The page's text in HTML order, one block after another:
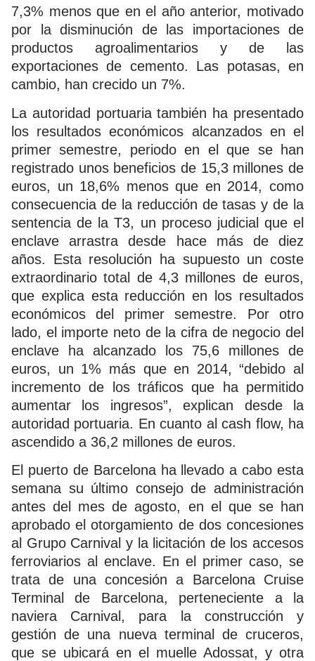
7,3% menos que en el año anterior, motivado
por la disminución de las importaciones de
productos agroalimentarios y de las
exportaciones de cemento. Las potasas, en
cambio, han crecido un 7%.
La autoridad portuaria también ha presentado
los resultados económicos alcanzados en el
primer semestre, periodo en el que se han
registrado unos beneficios de 15,3 millones de
euros, un 18,6% menos que en 2014, como
consecuencia de la reducción de tasas y de la
sentencia de la T3, un proceso judicial que el
enclave arrastra desde hace más de diez
años. Esta resolución ha supuesto un coste
extraordinario total de 4,3 millones de euros,
que explica esta reducción en los resultados
económicos del primer semestre. Por otro
lado, el importe neto de la cifra de negocio del
enclave ha alcanzado los 75,6 millones de
euros, un 1% más que en 2014, “debido al
incremento de los tráficos que ha permitido
aumentar los ingresos”, explican desde la
autoridad portuaria. En cuanto al cash flow, ha
ascendido a 36,2 millones de euros.
El puerto de Barcelona ha llevado a cabo esta
semana su último consejo de administración
antes del mes de agosto, en el que se han
aprobado el otorgamiento de dos concesiones
al Grupo Carnival y la licitación de los accesos
ferroviarios al enclave. En el primer caso, se
trata de una concesión a Barcelona Cruise
Terminal de Barcelona, perteneciente a la
naviera Carnival, para la construcción y
gestión de una nueva terminal de cruceros,
que se ubicará en el muelle Adossat, y otra